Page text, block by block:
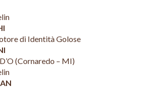
di Identità Golose
(Cornaredo – MI)